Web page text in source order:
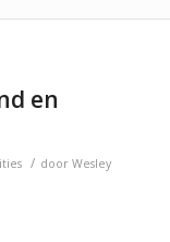
en
/ door Wesley